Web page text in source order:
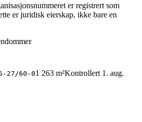
er registrert som
er juridisk eierskap, ikke bare en
27/60-01 263 m²Kontrollert 1. aug.